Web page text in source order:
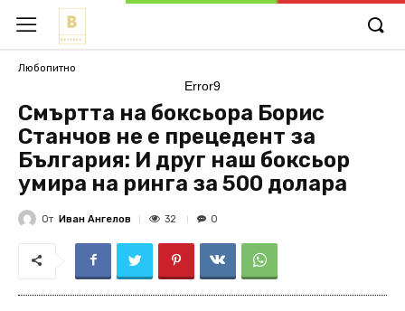
Любопитно
Error9
Смъртта на боксьора Борис
Станчов не е прецедент за
България: И друг наш боксьор
умира на ринга за 500 долара
От Иван Ангелов 32 0